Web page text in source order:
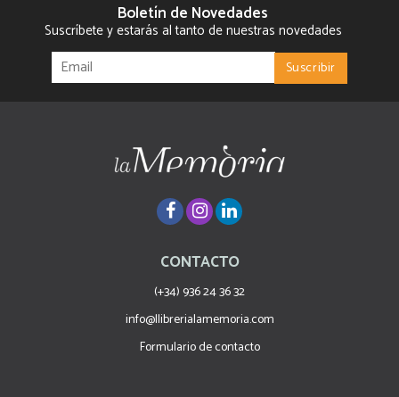
Boletín de Novedades
Suscríbete y estarás al tanto de nuestras novedades
CONTACTO
(+34) 936 24 36 32
info@llibrerialamemoria.com
Formulario de contacto